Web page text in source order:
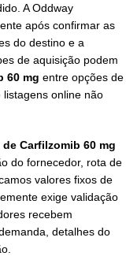
A Oddway
após confirmar as
do destino e a
de aquisição podem
60 mg entre opções de
online não
de Carfilzomib 60 mg
do fornecedor, rota de
valores fixos de
exige validação
recebem
detalhes do